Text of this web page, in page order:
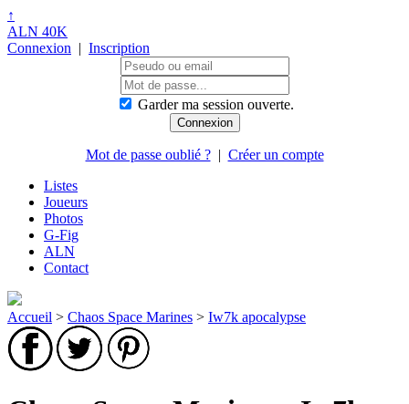
↑
ALN 40K
Connexion | Inscription
Garder ma session ouverte.
Mot de passe oublié ?| Créer un compte
Listes
Joueurs
Photos
G-Fig
ALN
Contact
Accueil > Chaos Space Marines > Iw7k apocalypse